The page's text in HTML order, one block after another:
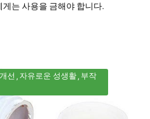
는 사용을 금해야 합니다.
선 자유로운 성생활 부작